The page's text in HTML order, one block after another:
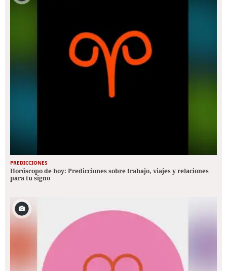
PREDICCIONES
Horóscopo de hoy: Predicciones sobre trabajo, viajes y relaciones
para tu signo